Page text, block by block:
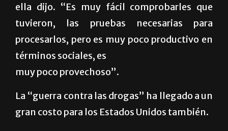
ella dijo. “Es muy fácil comprobarles que
tuvieron, las pruebas necesarias para
procesarlos, pero es muy poco productivo en
términos sociales, es
muy poco provechoso”.
La “guerra contra las drogas” ha llegado a un
gran costo para los Estados Unidos también.